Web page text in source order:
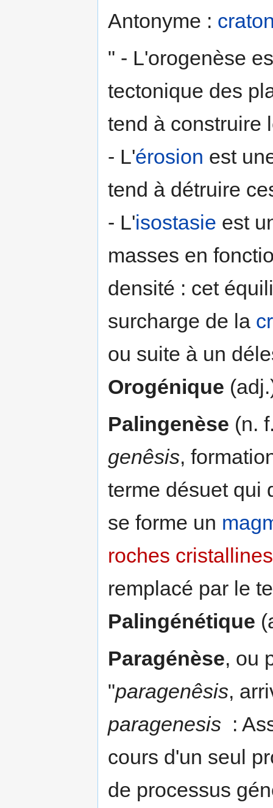
Antonyme :
" - L'orogenèse
tectonique des
tend à construire
- L'érosion est
tend à détruire
- L'isostasie est
masses en
densité : cet
surcharge de la
ou suite à un
Orogénique
Palingenèse (n.
genêsis,
terme désuet qui
se forme un
roches cristallines
remplacé par le
Palingénétique
Paragénèse, ou
"paragenêsis,
paragenesis :
cours d'un seul
de processus